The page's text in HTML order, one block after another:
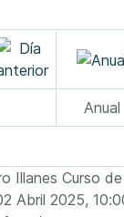
Anual
Illanes Curso
Abril 2025,